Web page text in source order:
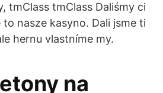
tmClass tmClass Daliśmy ci
nasze kasyno. Dali jsme ti
hernu vlastníme my.
na